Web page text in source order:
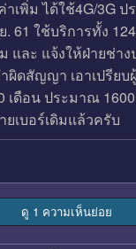
เพิ่ม ได้ใช้4G/3G ป
. 61 ใช้บริการทั้ง
และ แจ้งให้ฝ่ายช่าง
ผิดสัญญา เอาเปรียบ
เดือน ประมาณ
เบอร์เดิมแล้วครับ
ดู 1 ความเห็นย่อย